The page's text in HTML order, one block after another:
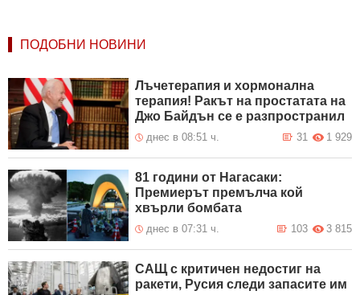
ПОДОБНИ НОВИНИ
Лъчетерапия и хормонална
терапия! Ракът на простатата на
Джо Байдън се е разпространил
днес в 08:51 ч. 1 929
31
81 години от Нагасаки:
Премиерът премълча кой
хвърли бомбата
днес в 07:31 ч. 3 815
103
САЩ с критичен недостиг на
ракети, Русия следи запасите им